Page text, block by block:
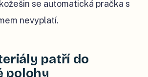
se automatická pračka s
nevyplatí.
patří do
polohy